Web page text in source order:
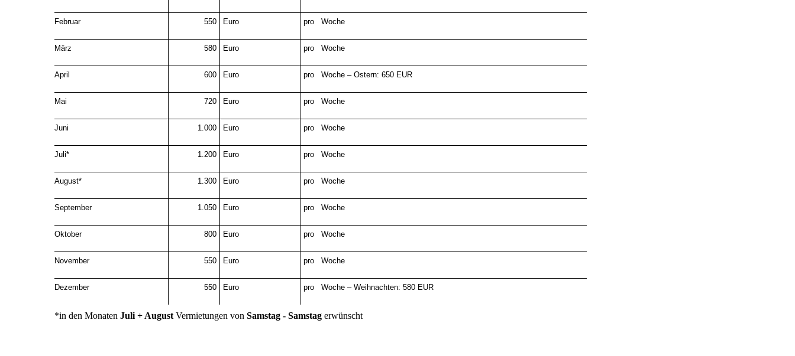
Februar 550 Euro pro Woche
März 580 Euro pro Woche
April 600 Euro pro Woche – Ostern: 650 EUR
Mai 720 Euro pro Woche
Juni 1.000 Euro pro Woche
Juli* 1.200 Euro pro Woche
August* 1.300 Euro pro Woche
September 1.050 Euro pro Woche
Oktober 800 Euro pro Woche
November 550 Euro pro Woche
Dezember 550 Euro pro Woche – Weihnachten: 580 EUR
*in den Monaten Juli + August Vermietungen von Samstag - Samstag erwünscht